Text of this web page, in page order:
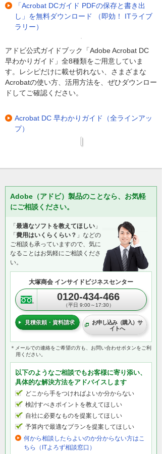
「Acrobat DCガイド PDFの保存と書き出
し」を無料ダウンロード （即効！ ITライブ
ラリー）
アドビ公式ガイドブック「Adobe Acrobat DC
早わかりガイド」全8種類をご用意していま
す。レシピだけに載せ切れない、さまざまな
Acrobatの使い方、活用方法を、ぜひダウンロー
ドしてご確認ください。
Acrobat DC 早わかりガイド（全ラインアッ
プ）
Adobe（アドビ）製品のことなら、お気軽
にご相談ください。
「 最適なソフトを教えてほしい 」
「 費用はいくらくらい？ 」などの
ご相談も承っていますので、気に
なることはお気軽にご相談くださ
い。
大塚商会 インサイドビジネスセンター
0120-434-466
（平日 9:00～17:30）
見積依頼・資料請求
お申し込み（購入）サ
イトへ
＊メールでの連絡をご希望の方も、お問い合わせボタンをご利
用ください。
以下のようなご相談でもお客様に寄り添い、
具体的な解決方法をアドバイスします
どこから手をつければよいか分からない
検討すべきポイントを教えてほしい
自社に必要なものを提案してほしい
予算内で最適なプランを提案してほしい
何から相談したらよいのか分からない方はこ
ちら（ITよろず相談窓口）